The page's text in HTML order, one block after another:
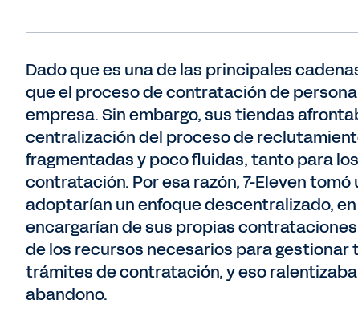
Dado que es una de las principales
que el proceso de contratación de
empresa. Sin embargo, sus tiendas
centralización del proceso de
fragmentadas y poco fluidas, tanto para
contratación. Por esa razón, 7-Eleven
adoptarían un enfoque descentralizado,
encargarían de sus propias
de los recursos necesarios para
trámites de contratación, y eso
abandono.